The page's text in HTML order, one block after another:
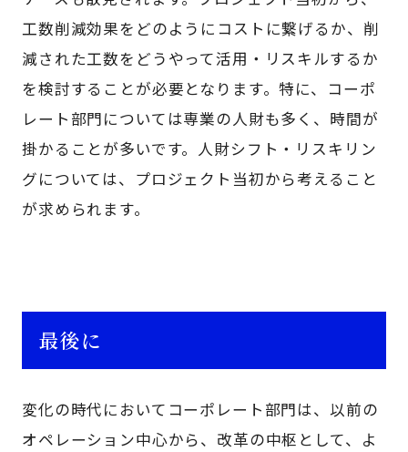
工数削減効果をどのようにコストに繋げるか、削
減された工数をどうやって活用・リスキルするか
を検討することが必要となります。特に、コーポ
レート部門については専業の人財も多く、時間が
掛かることが多いです。人財シフト・リスキリン
グについては、プロジェクト当初から考えること
が求められます。
最後に
変化の時代においてコーポレート部門は、以前の
オペレーション中心から、改革の中枢として、よ